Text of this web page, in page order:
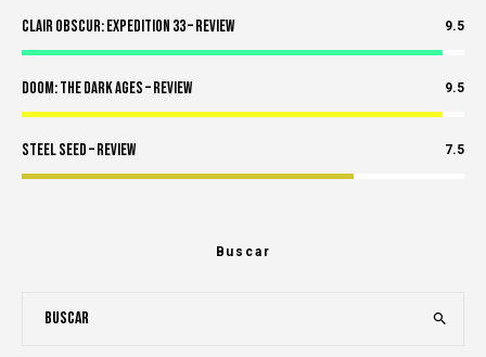
Clair Obscur: Expedition 33 – Review 9.5
Doom: The Dark Ages – Review 9.5
Steel Seed – Review 7.5
Buscar